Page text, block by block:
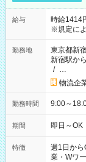
給与
時給
※規定に
勤務地
東京都新
新宿駅か
/ …
物流企
勤務時間 9:00～
期間 即日～OK
特徴 週1日から
業・Wワ